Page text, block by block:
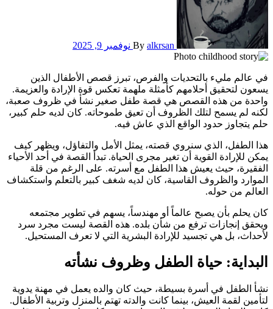
By alkrsan نوفمبر 9, 2025
في عالم مليء بالتحديات والفرص، تبرز قصص الأطفال الذين
يسعون لتحقيق أحلامهم كأمثلة ملهمة تعكس قوة الإرادة والعزيمة.
واحدة من هذه القصص هي قصة طفل صغير نشأ في ظروف صعبة،
لكنه لم يسمح لتلك الظروف أن تعيق طموحاته. كان لديه حلم كبير،
حلم يتجاوز حدود الواقع الذي عاش فيه.
هذا الطفل، الذي سنروي قصته، يمثل الأمل والتفاؤل، ويظهر كيف
يمكن للإرادة القوية أن تغير مجرى الحياة. تبدأ القصة في أحد الأحياء
الفقيرة، حيث يعيش هذا الطفل مع أسرته. على الرغم من قلة
الموارد والظروف القاسية، كان لديه شغف كبير بالتعلم واستكشاف
العالم من حوله.
كان يحلم بأن يصبح عالماً أو مهندساً، يسهم في تطوير مجتمعه
ويحقق إنجازات ترفع من شأن بلده. هذه القصة ليست مجرد سرد
لأحداث، بل هي تجسيد للإرادة البشرية التي لا تعرف المستحيل.
البداية: حياة الطفل وظروف نشأته
نشأ الطفل في أسرة بسيطة، حيث كان والده يعمل في مهنة يدوية
لتأمين لقمة العيش، بينما كانت والدته تهتم بالمنزل وتربية الأطفال.